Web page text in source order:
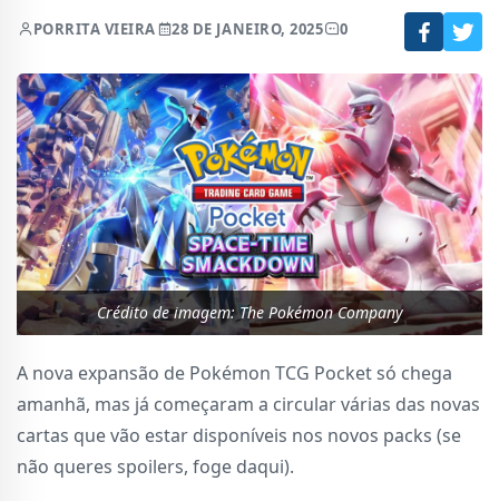
PORRITA VIEIRA 28 DE JANEIRO, 2025 0
Crédito de imagem: The Pokémon Company
A nova expansão de Pokémon TCG Pocket só chega
amanhã, mas já começaram a circular várias das novas
cartas que vão estar disponíveis nos novos packs (se
não queres spoilers, foge daqui).